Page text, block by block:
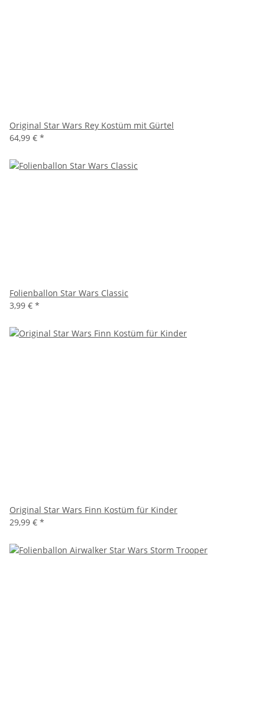
Original Star Wars Rey Kostüm mit Gürtel
64,99 € *
Folienballon Star Wars Classic
3,99 € *
Original Star Wars Finn Kostüm für Kinder
29,99 € *